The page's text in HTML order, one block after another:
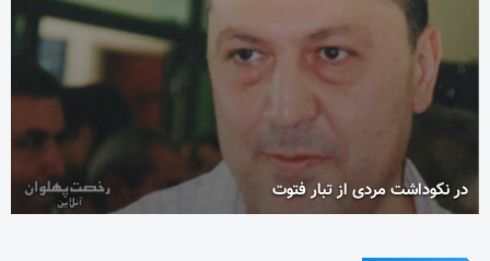
در نکوداشت مردی از تبار فتوت